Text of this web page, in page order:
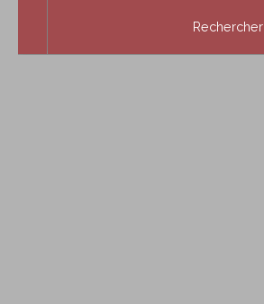
Rechercher